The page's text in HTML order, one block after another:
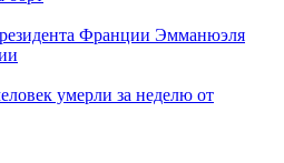
Франции Эмманюэля
умерли за неделю от